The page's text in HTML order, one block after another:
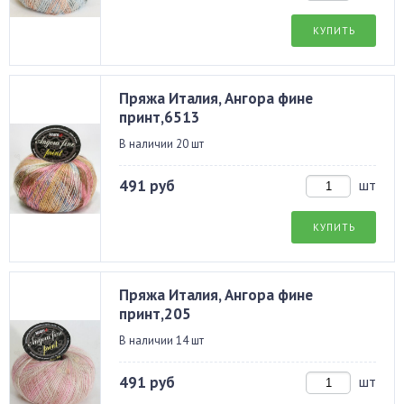
КУПИТЬ
Пряжа Италия, Ангора фине
принт,6513
В наличии 20 шт
491 руб шт
КУПИТЬ
Пряжа Италия, Ангора фине
принт,205
В наличии 14 шт
491 руб шт